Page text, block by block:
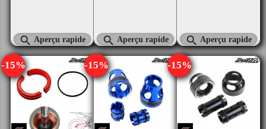
 Aperçu rapide  Aperçu rapide  Aperçu rapide
-15% -15% -15%